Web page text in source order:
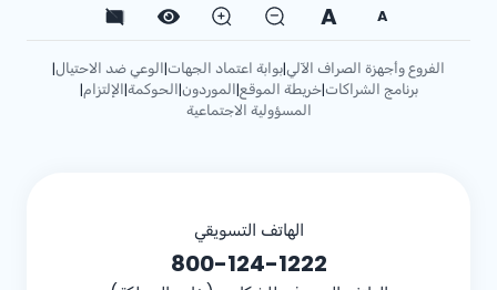
A
A
الفروع وأجهزة الصراف الآلي|بوابة اعتماد الجهات|الوعي ضد الاحتيال|
برنامج الشراكات|خريطة الموقع|الموردون|الحوكمة|الإلتزام|
المسؤولية الاجتماعية
الهاتف التسويقي
800-124-1222